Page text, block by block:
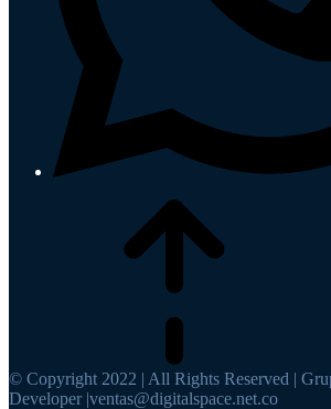
© Copyright 2022 | All Rights Reserved |
Developer |ventas@digitalspace.net.co